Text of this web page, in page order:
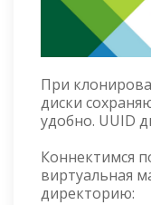
При
диски
удобно. UUID
Коннектимся
виртуальная
директорию: